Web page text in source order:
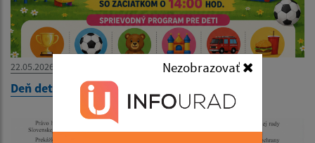
Nezobrazovať
22.05.2026
Deň detí 2026